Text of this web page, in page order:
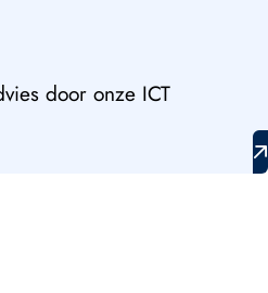
door onze ICT